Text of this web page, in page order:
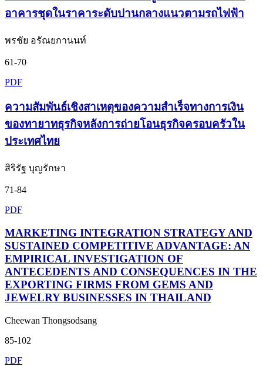
อาคารชุดในราคาระดับปานกลางแนวตามรถไฟฟ้า
พรชัย อรัณยกานนท์
61-70
PDF
ความสัมพันธ์เชิงสาเหตุของความสำเร็จทางการเงิน
ของทายาทธุรกิจหลังการถ่ายโอนธุรกิจครอบครัวใน
ประเทศไทย
สิริรัฐ บุญรักษา
71-84
PDF
MARKETING INTEGRATION STRATEGY AND
SUSTAINED COMPETITIVE ADVANTAGE: AN
EMPIRICAL INVESTIGATION OF
ANTECEDENTS AND CONSEQUENCES IN THE
EXPORTING FIRMS FROM GEMS AND
JEWELRY BUSINESSES IN THAILAND
Cheewan Thongsodsang
85-102
PDF